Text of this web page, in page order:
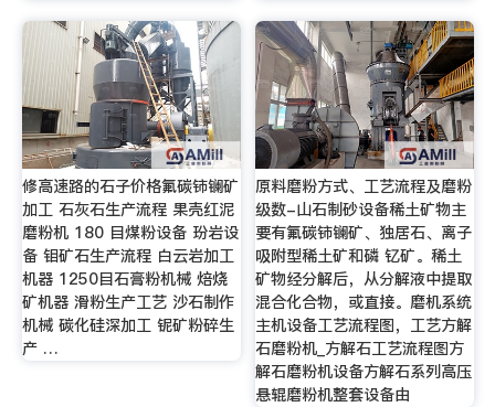
修高速路的石子价格氟碳铈镧矿
加工 石灰石生产流程 果壳红泥
磨粉机 180 目煤粉设备 玢岩设
备 钼矿石生产流程 白云岩加工
机器 1250目石膏粉机械 焙烧
矿机器 滑粉生产工艺 沙石制作
机械 碳化硅深加工 铌矿粉碎生
产 …
原料磨粉方式、工艺流程及磨粉
级数-山石制砂设备稀土矿物主
要有氟碳铈镧矿、独居石、离子
吸附型稀土矿和磷 钇矿。稀土
矿物经分解后，从分解液中提取
混合化合物，或直接。磨机系统
主机设备工艺流程图，工艺方解
石磨粉机_方解石工艺流程图方
解石磨粉机设备方解石系列高压
悬辊磨粉机整套设备由